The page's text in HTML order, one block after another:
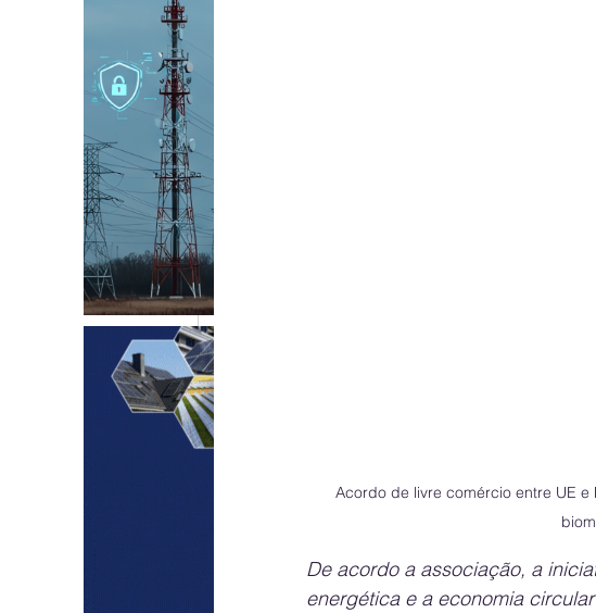
Acordo de livre comércio entre UE
De acordo a associação, a
energética e a economia